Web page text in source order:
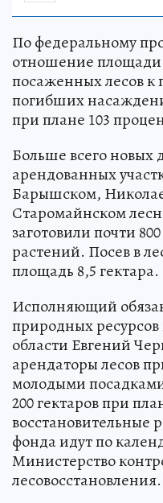
По федеральному
отношение площади
посаженных лесов
погибших
при плане 103
Больше всего новых
арендованных
Барышском,
Старомайнском
заготовили почти
растений. Посев в
площадь 8,5 гектара.
Исполняющий
природных ресурсов
области Евгений
арендаторы лесов
молодыми
200 гектаров при
восстановительные
фонда идут по
Министерство
лесовосстановления.